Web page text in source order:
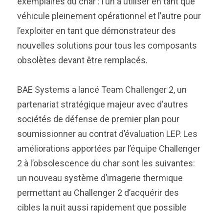
véhicule pleinement opérationnel et l’autre pour
l’exploiter en tant que démonstrateur des
nouvelles solutions pour tous les composants
obsolètes devant être remplacés.
BAE Systems a lancé Team Challenger 2, un
partenariat stratégique majeur avec d’autres
sociétés de défense de premier plan pour
soumissionner au contrat d’évaluation LEP. Les
améliorations apportées par l’équipe Challenger
2 à l’obsolescence du char sont les suivantes:
un nouveau système d’imagerie thermique
permettant au Challenger 2 d’acquérir des
cibles la nuit aussi rapidement que possible